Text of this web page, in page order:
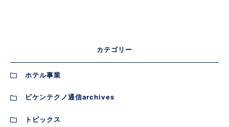
カテゴリー
ホテル事業
ビケンテクノ通信archives
トピックス